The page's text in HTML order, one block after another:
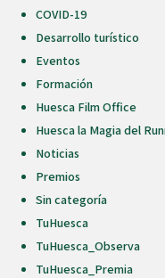
COVID-19
Desarrollo turístico
Eventos
Formación
Huesca Film Office
Huesca la Magia del
Noticias
Premios
Sin categoría
TuHuesca
TuHuesca_Observa
TuHuesca_Premia